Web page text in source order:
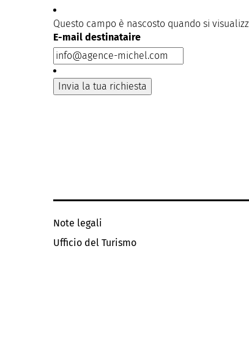
Questo campo è nascosto quando si
E-mail destinataire
Note legali
Ufficio del Turismo